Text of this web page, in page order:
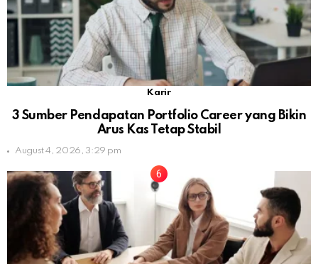
Karir
3 Sumber Pendapatan Portfolio Career yang Bikin
Arus Kas Tetap Stabil
August 4, 2026, 3:29 pm